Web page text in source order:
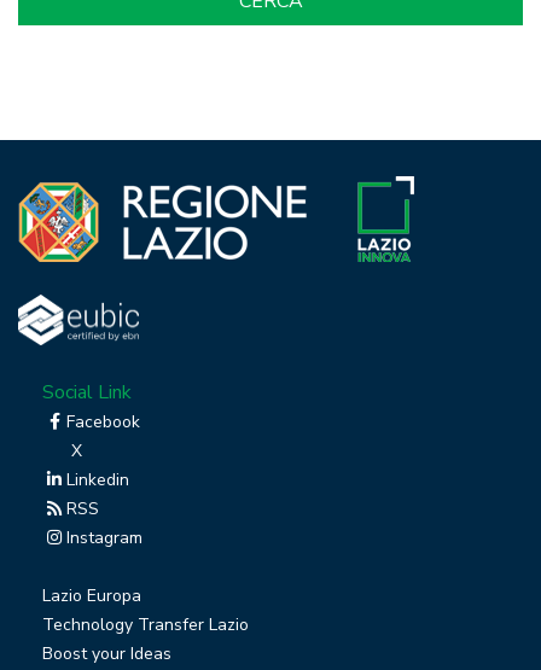
Social Link
Facebook
X
Linkedin
RSS
Instagram
Lazio Europa
Technology Transfer Lazio
Boost your Ideas